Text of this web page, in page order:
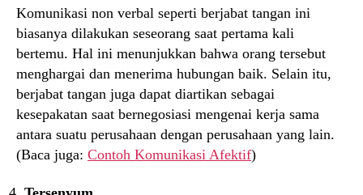
Komunikasi non verbal seperti berjabat tangan ini
biasanya dilakukan seseorang saat pertama kali
bertemu. Hal ini menunjukkan bahwa orang tersebut
menghargai dan menerima hubungan baik. Selain itu,
berjabat tangan juga dapat diartikan sebagai
kesepakatan saat bernegosiasi mengenai kerja sama
antara suatu perusahaan dengan perusahaan yang lain.
(Baca juga: Contoh Komunikasi Afektif)